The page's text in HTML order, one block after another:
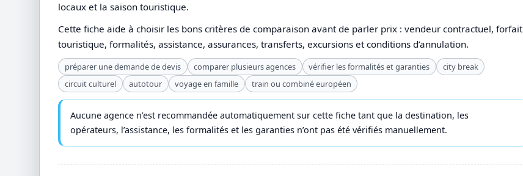
locaux et la saison touristique.
Cette fiche aide à choisir les bons critères de comparaison avant de parler prix : vendeur contractuel, forfait
touristique, formalités, assistance, assurances, transferts, excursions et conditions d’annulation.
préparer une demande de devis comparer plusieurs agences vérifier les formalités et garanties
city break
circuit culturel
autotour voyage en famille train ou combiné européen
Aucune agence n’est recommandée automatiquement sur cette fiche tant que la destination, les
opérateurs, l’assistance, les formalités et les garanties n’ont pas été vérifiés manuellement.